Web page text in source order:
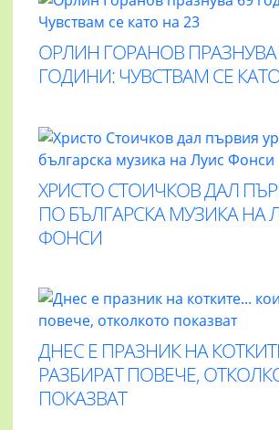
ОРЛИН ГОРАНОВ ПРАЗНУВА
ГОДИНИ: ЧУВСТВАМ СЕ
ХРИСТО СТОИЧКОВ ДАЛ
ПО БЪЛГАРСКА МУЗИКА НА
ФОНСИ
ДНЕС Е ПРАЗНИК НА
РАЗБИРАТ ПОВЕЧЕ,
ПОКАЗВАТ